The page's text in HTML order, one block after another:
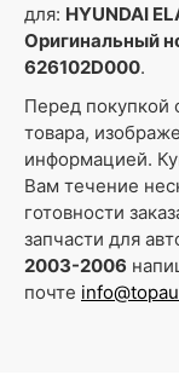
для: HYUNDAI
Оригинальный
626102D000.
Перед покупкой
товара,
информацией.
Вам течение
готовности
запчасти для
2003-2006
почте